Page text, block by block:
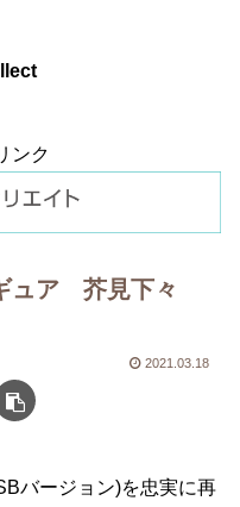
ンク
ュア 芥見下々
2021.03.18
バージョン)を忠実に再